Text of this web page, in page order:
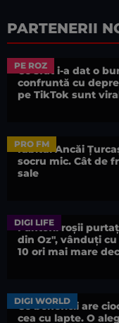
PARTENERII
PE ROZ
Ce sfat i-a dat o
confruntă cu
pe TikTok sunt
PRO FM
Iubitul Ancăi
socru mic. Cât de
sale
DIGI LIFE
Pantofii roșii
din Oz", vânduți
10 ori mai mare
DIGI WORLD
Ce beneficii are
cea cu lapte. O